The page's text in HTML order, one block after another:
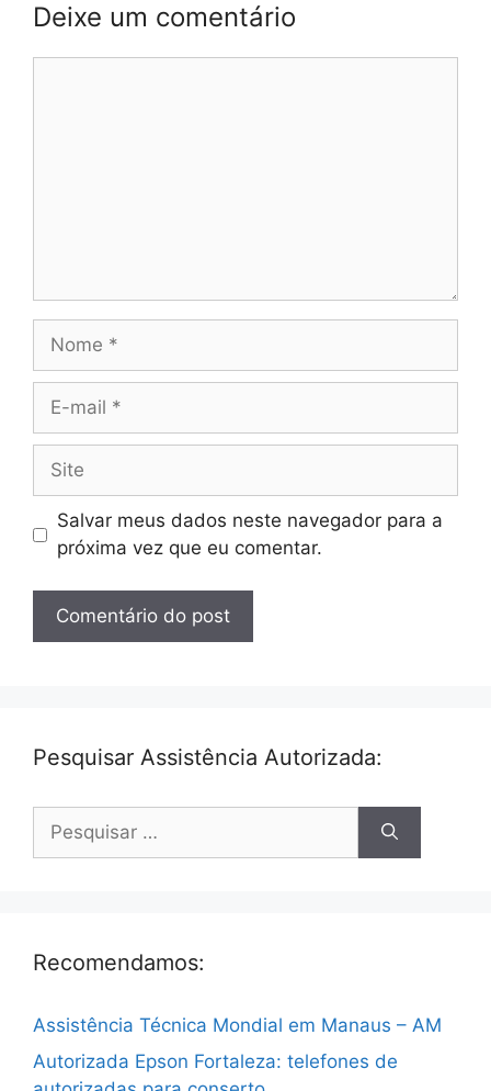
Deixe um comentário
Nome
Site
Salvar meus dados neste navegador para a
próxima vez que eu comentar.
Pesquisar Assistência Autorizada:
por:
Recomendamos:
Assistência Técnica Mondial em Manaus – AM
Autorizada Epson Fortaleza: telefones de